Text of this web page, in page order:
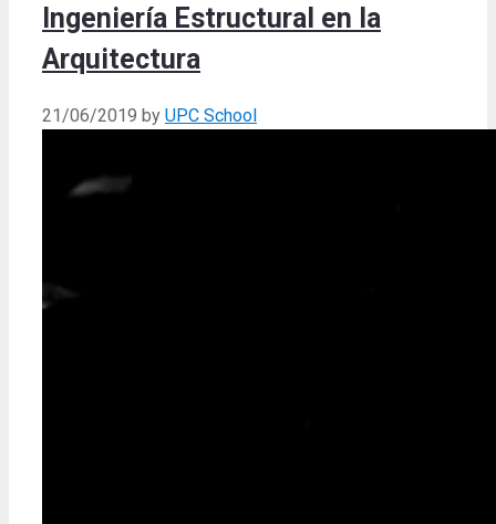
Ingeniería Estructural en la
Arquitectura
21/06/2019 by UPC School